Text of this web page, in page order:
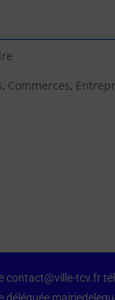
, Commerces,
contact@ville-tcv.fr